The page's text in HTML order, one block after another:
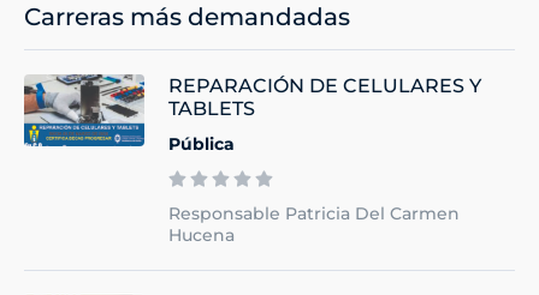
Carreras más demandadas
REPARACIÓN DE CELULARES Y
TABLETS
Pública
Responsable Patricia Del Carmen
Hucena